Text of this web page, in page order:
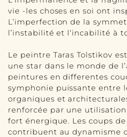
VASE
IMAGE
MIRROIR
CONTACT
EN
DE
vie -les choses en soi ont
L’imperfection de la
l’instabilité et l‘incabilité à
Le peintre Taras Tolstikov
une star dans le monde de
peintures en differentes
symphonie puissante entre
organiques et
renforcée par une utilisation
fort énergique. Les coups
contribuent au dynamisme